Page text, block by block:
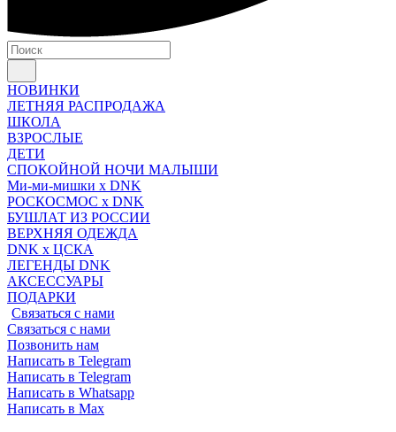
НОВИНКИ
ЛЕТНЯЯ РАСПРОДАЖА
ШКОЛА
ВЗРОСЛЫЕ
ДЕТИ
СПОКОЙНОЙ НОЧИ МАЛЫШИ
Ми-ми-мишки x DNK
РОСКОСМОС x DNK
БУШЛАТ ИЗ РОССИИ
ВЕРХНЯЯ ОДЕЖДА
DNK x ЦСКА
ЛЕГЕНДЫ DNK
АКСЕССУАРЫ
ПОДАРКИ
Связаться с нами
Связаться с нами
Позвонить нам
Написать в Telegram
Написать в Telegram
Написать в Whatsapp
Написать в Max